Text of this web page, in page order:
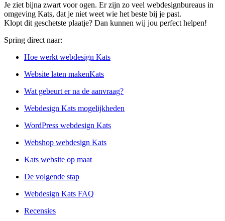
Je ziet bijna zwart voor ogen. Er zijn zo veel webdesignbureaus in
omgeving Kats, dat je niet weet wie het beste bij je past.
Klopt dit geschetste plaatje? Dan kunnen wij jou perfect helpen!
Spring direct naar:
Hoe werkt webdesign Kats
Website laten makenKats
Wat gebeurt er na de aanvraag?
Webdesign Kats mogelijkheden
WordPress webdesign Kats
Webshop webdesign Kats
Kats website op maat
De volgende stap
Webdesign Kats FAQ
Recensies